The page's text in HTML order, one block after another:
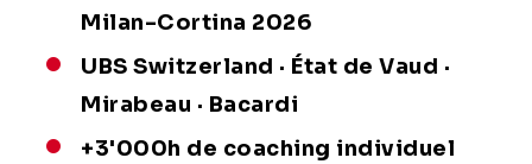
Milan-Cortina 2026
UBS Switzerland · État de Vaud ·
Mirabeau · Bacardi
+3'000h de coaching individuel